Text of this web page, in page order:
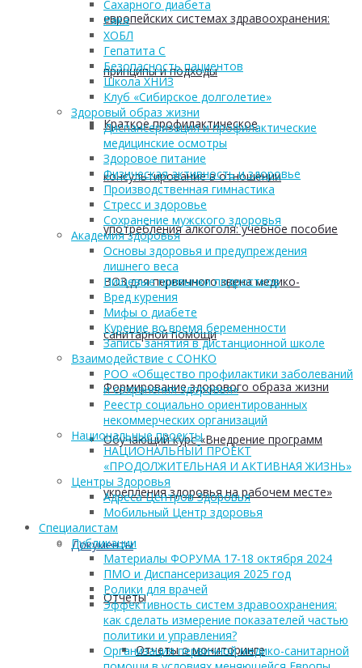
европейских системах здравоохранения:
принципы и подходы
Краткое профилактическое
консультирование в отношении
употребления алкоголя: учебное пособие
ВОЗ для первичного звена медико-
санитарной помощи
Формирование здорового образа жизни
Обучающий курс «Внедрение программ
укрепления здоровья на рабочем месте»
Документы
Отчеты
Отчеты о мониторинге
Сахарного диабета
Рака
ХОБЛ
Гепатита С
Безопасность пациентов
Школа ХНИЗ
Клуб «Сибирское долголетие»
Здоровый образ жизни
Диспансеризация и профилактические
медицинские осмотры
Здоровое питание
Физическая активность и здоровье
Производственная гимнастика
Стресс и здоровье
Сохранение мужского здоровья
Академия здоровья
Основы здоровья и предупреждения
лишнего веса
Пищевые привычки подростков
Вред курения
Мифы о диабете
Курение во время беременности
Запись занятия в дистанционной школе
Взаимодействие с СОНКО
РОО «Общество профилактики заболеваний
и сохранения здоровья»
Реестр социально ориентированных
некоммерческих организаций
Национальные проекты
НАЦИОНАЛЬНЫЙ ПРОЕКТ
«ПРОДОЛЖИТЕЛЬНАЯ И АКТИВНАЯ ЖИЗНЬ»
Центры Здоровья
Адреса Центров Здоровья
Мобильный Центр здоровья
Cпециалистам
Публикации
Материалы ФОРУМА 17-18 октября 2024
ПМО и Диспансеризация 2025 год
Ролики для врачей
Эффективность систем здравоохранения:
как сделать измерение показателей частью
политики и управления?
Организация первичной медико-санитарной